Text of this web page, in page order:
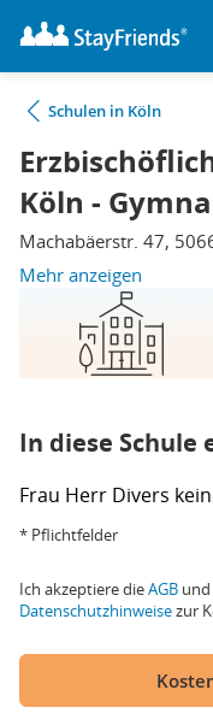
Schulen in Köln
Köln -
Machabäerstr. 47,
Mehr anzeigen
In diese Schule
Frau Herr Divers
* Pflichtfelder
Ich akzeptiere dieAGB
Datenschutzhinweisezur